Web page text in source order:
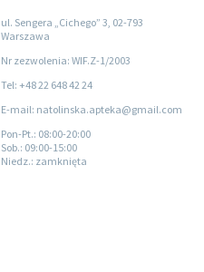
ul. Sengera „Cichego” 3, 02-793
Warszawa
Nr zezwolenia: WIF.Z-1/2003
Tel: +48 22 648 42 24
E-mail: natolinska.apteka@gmail.com
Pon-Pt.: 08:00-20:00
Sob.: 09:00-15:00
Niedz.: zamknięta